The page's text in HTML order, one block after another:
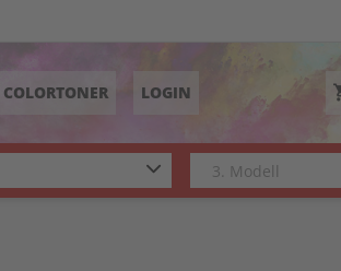
COLORTONER LOGIN